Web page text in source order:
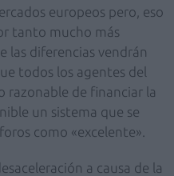
europeos pero, eso
tanto mucho más
las diferencias vendrán
todos los agentes del
razonable de financiar la
un sistema que se
como «excelente».
a causa de la